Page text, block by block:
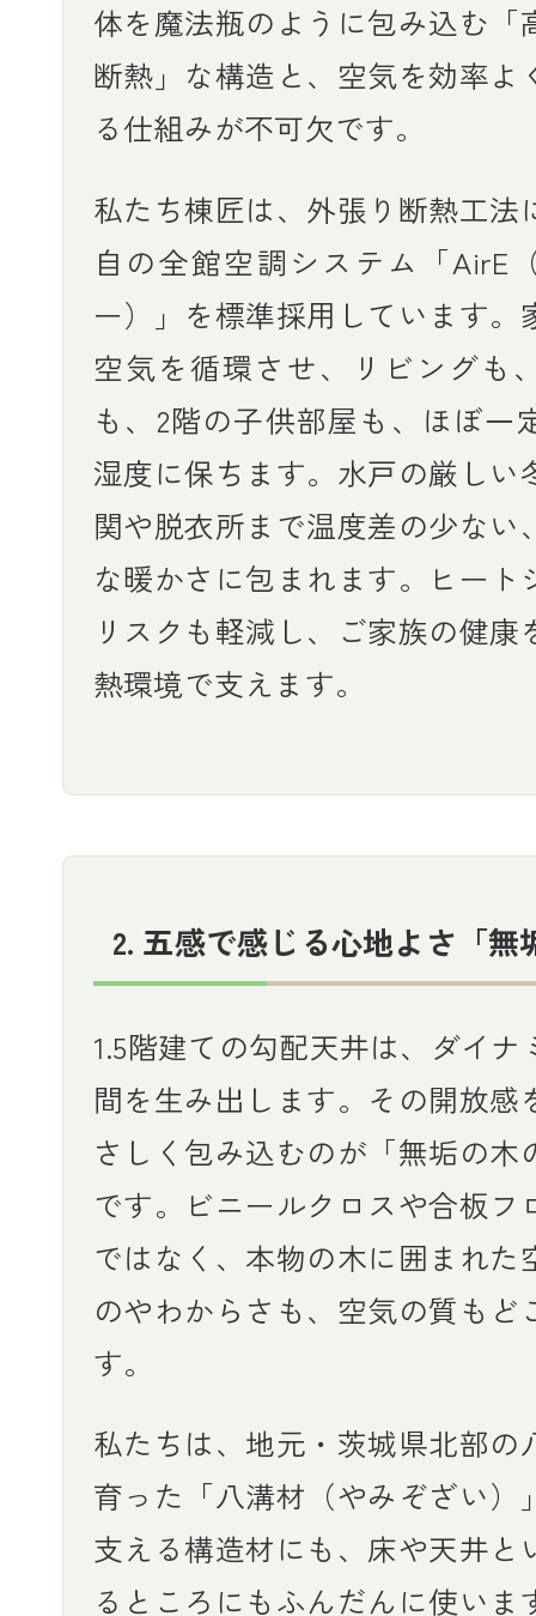
体を魔法瓶のように包み込む「
断熱」な構造と、空気を効率よ
る仕組みが不可欠です。
私たち棟匠は、外張り断熱工法
自の全館空調システム「AirE
ー）」を標準採用しています。
空気を循環させ、リビングも
も、2階の子供部屋も、ほぼ一
湿度に保ちます。水戸の厳しい
関や脱衣所まで温度差の少ない
な暖かさに包まれます。ヒート
リスクも軽減し、ご家族の健康
熱環境で支えます。
2. 五感で感じる心地よさ「無
1.5階建ての勾配天井は、ダイナ
間を生み出します。その開放感
さしく包み込むのが「無垢の木
です。ビニールクロスや合板フ
ではなく、本物の木に囲まれた
のやわからさも、空気の質もど
す。
私たちは、地元・茨城県北部の
育った「八溝材（やみぞざい）
支える構造材にも、床や天井と
るところにもふんだんに使いま